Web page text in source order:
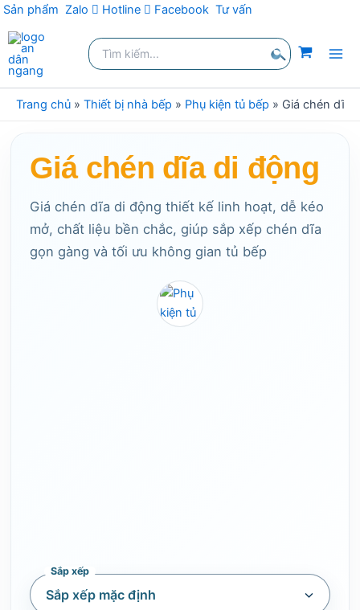
Sản phẩm Zalo Hotline Facebook Tư vấn
Nhảy
tới
nội
dung
Tìm
kiếm:
kiếm
Trang chủ » Thiết bị nhà bếp » Phụ kiện tủ bếp » Giá chén dĩa
Giá chén dĩa di động
Giá chén dĩa di động thiết kế linh hoạt, dễ kéo
mở, chất liệu bền chắc, giúp sắp xếp chén dĩa
gọn gàng và tối ưu không gian tủ bếp